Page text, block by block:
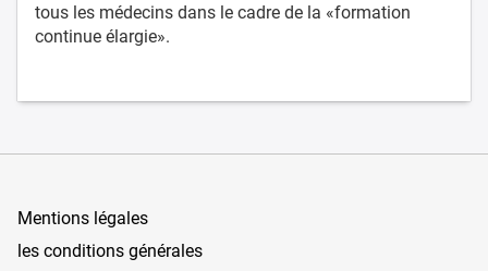
tous les médecins dans le cadre de la «formation
continue élargie».
Mentions légales
les conditions générales